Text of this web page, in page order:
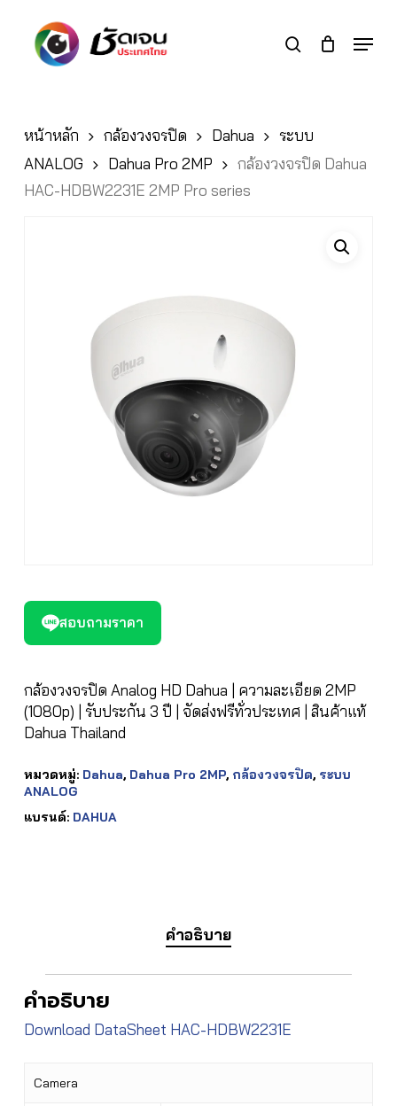
search Menu
หน้าหลัก กล้องวงจรปิด Dahua
ระบบ
ANALOG
Dahua Pro 2MP
กล้องวงจรปิด Dahua
HAC-HDBW2231E 2MP Pro series
สอบถามราคา
กล้องวงจรปิด Analog HD Dahua | ความละเอียด 2MP
(1080p) | รับประกัน 3 ปี | จัดส่งฟรีทั่วประเทศ | สินค้าแท้
Dahua Thailand
หมวดหมู่: Dahua, Dahua Pro 2MP, กล้องวงจรปิด, ระบบ
ANALOG
แบรนด์: DAHUA
คำอธิบาย
คำอธิบาย
Download DataSheet HAC-HDBW2231E
Camera
Close